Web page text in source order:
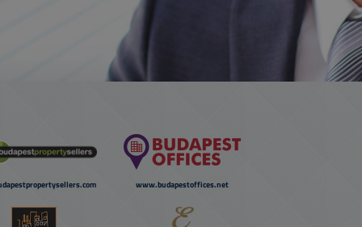
www.budapestoffices.net